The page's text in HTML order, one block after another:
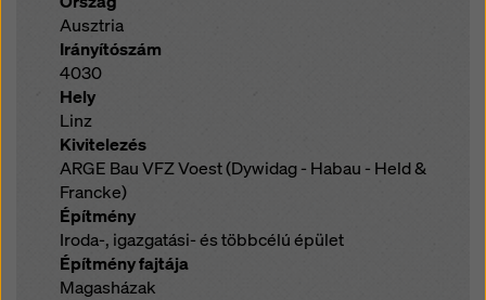
Ausztria
Irányítószám
4030
Hely
Linz
Kivitelezés
ARGE Bau VFZ Voest (Dywidag - Habau - Held &
Francke)
Építmény
Iroda-, igazgatási- és többcélú épület
Építmény fajtája
Magasházak